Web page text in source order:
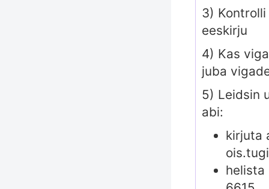
3)
eeskirju
4) Kas
juba
5) Leidsin
abi:
kirjuta
helista